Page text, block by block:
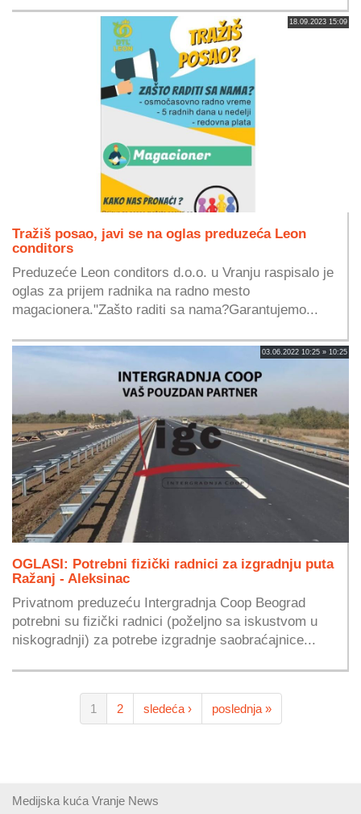
18.09.2023 15:09
Tražiš posao, javi se na oglas preduzeća Leon
conditors
Preduzeće Leon conditors d.o.o. u Vranju raspisalo je
oglas za prijem radnika na radno mesto
magacionera."Zašto raditi sa nama?Garantujemo...
03.06.2022 10:25 » 10:25
OGLASI: Potrebni fizički radnici za izgradnju puta
Ražanj - Aleksinac
Privatnom preduzeću Intergradnja Coop Beograd
potrebni su fizički radnici (poželjno sa iskustvom u
niskogradnji) za potrebe izgradnje saobraćajnice...
1 2 sledeća › poslednja »
Medijska kuća Vranje News